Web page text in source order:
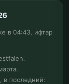
в 04:43, ифтар
в последний: